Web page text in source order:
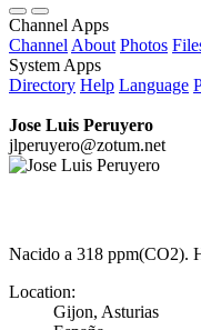
Channel Apps
Channel About Photos
System Apps
Directory Help Language
Jose Luis Peruyero
jlperuyero@zotum.net
Nacido a 318 ppm(CO2).
Location:
Gijon, Asturias